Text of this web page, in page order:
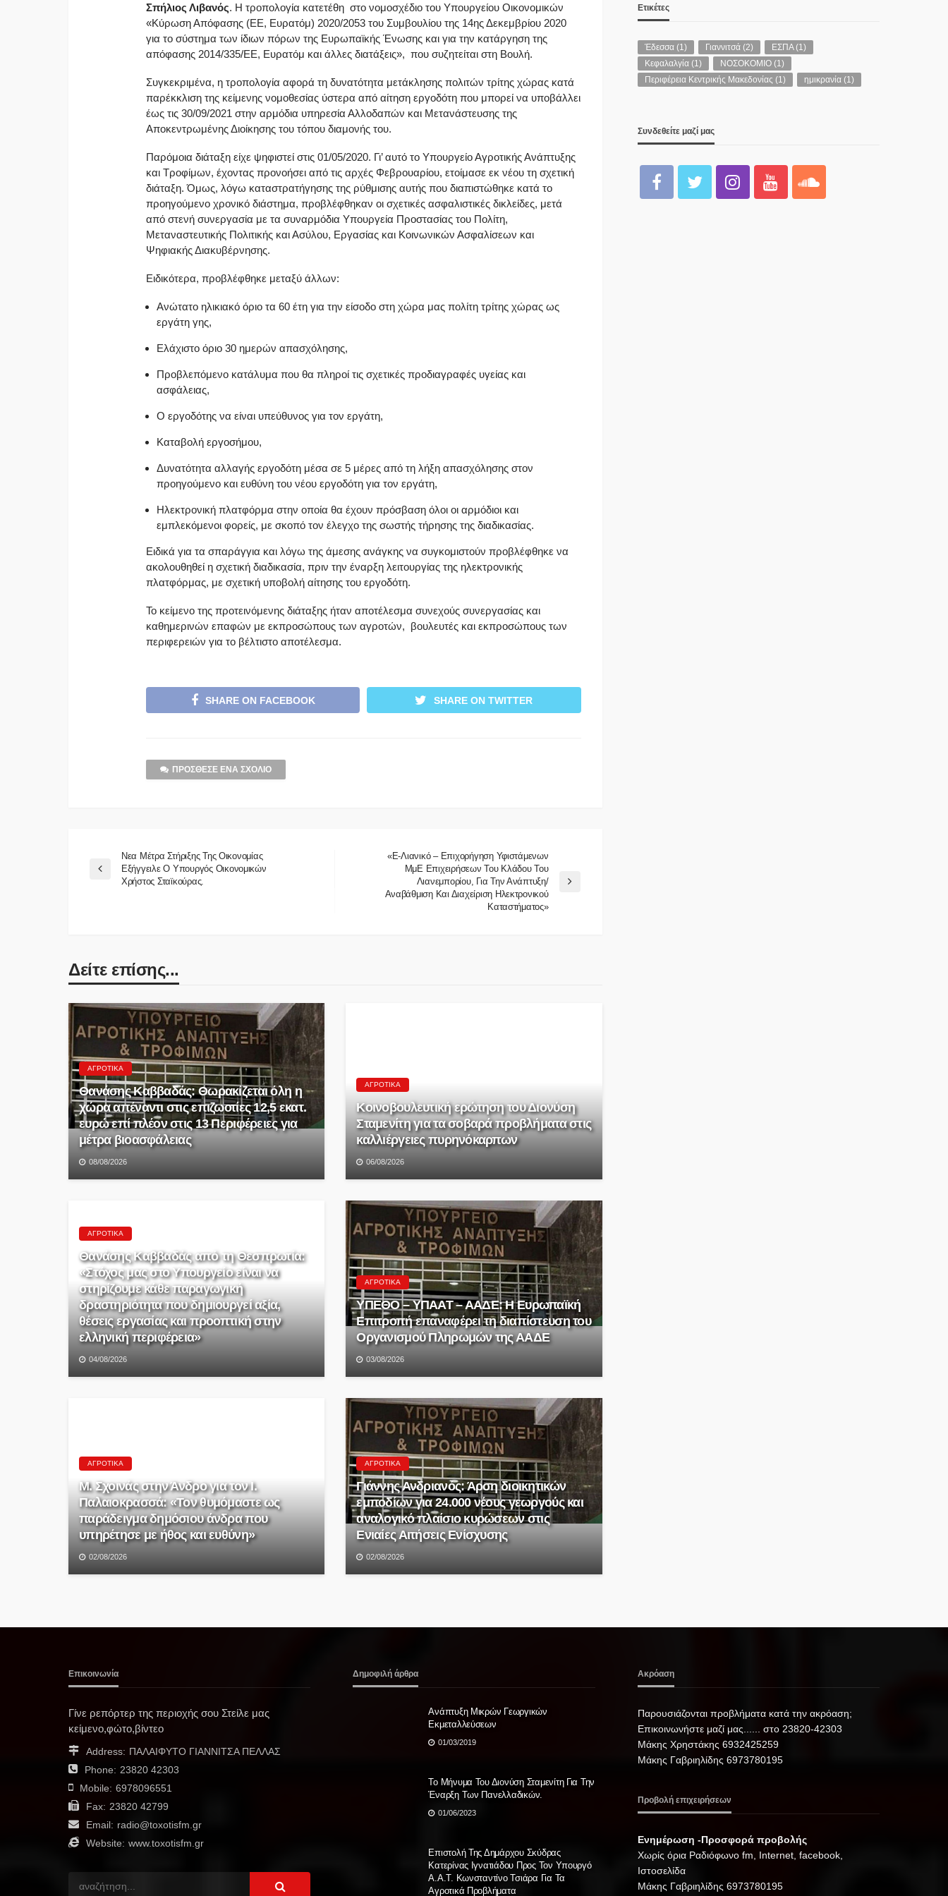
Σπήλιος Λιβανός. Η τροπολογία κατετέθη στο νομοσχέδιο του Υπουργείου Οικονομικών
«Κύρωση Απόφασης (ΕΕ, Ευρατόμ) 2020/2053 του Συμβουλίου της 14ης Δεκεμβρίου 2020
για το σύστημα των ίδιων πόρων της Ευρωπαϊκής Ένωσης και για την κατάργηση της
απόφασης 2014/335/ΕΕ, Ευρατόμ και άλλες διατάξεις», που συζητείται στη Βουλή.
Συγκεκριμένα, η τροπολογία αφορά τη δυνατότητα μετάκλησης πολιτών τρίτης χώρας κατά
παρέκκλιση της κείμενης νομοθεσίας ύστερα από αίτηση εργοδότη που μπορεί να υποβάλλει
έως τις 30/09/2021 στην αρμόδια υπηρεσία Αλλοδαπών και Μετανάστευσης της
Αποκεντρωμένης Διοίκησης του τόπου διαμονής του.
Παρόμοια διάταξη είχε ψηφιστεί στις 01/05/2020. Γι’ αυτό το Υπουργείο Αγροτικής Ανάπτυξης
και Τροφίμων, έχοντας προνοήσει από τις αρχές Φεβρουαρίου, ετοίμασε εκ νέου τη σχετική
διάταξη. Όμως, λόγω καταστρατήγησης της ρύθμισης αυτής που διαπιστώθηκε κατά το
προηγούμενο χρονικό διάστημα, προβλέφθηκαν οι σχετικές ασφαλιστικές δικλείδες, μετά
από στενή συνεργασία με τα συναρμόδια Υπουργεία Προστασίας του Πολίτη,
Μεταναστευτικής Πολιτικής και Ασύλου, Εργασίας και Κοινωνικών Ασφαλίσεων και
Ψηφιακής Διακυβέρνησης.
Ειδικότερα, προβλέφθηκε μεταξύ άλλων:
Ανώτατο ηλικιακό όριο τα 60 έτη για την είσοδο στη χώρα μας πολίτη τρίτης χώρας ως
εργάτη γης,
Ελάχιστο όριο 30 ημερών απασχόλησης,
Προβλεπόμενο κατάλυμα που θα πληροί τις σχετικές προδιαγραφές υγείας και
ασφάλειας,
Ο εργοδότης να είναι υπεύθυνος για τον εργάτη,
Καταβολή εργοσήμου,
Δυνατότητα αλλαγής εργοδότη μέσα σε 5 μέρες από τη λήξη απασχόλησης στον
προηγούμενο και ευθύνη του νέου εργοδότη για τον εργάτη,
Ηλεκτρονική πλατφόρμα στην οποία θα έχουν πρόσβαση όλοι οι αρμόδιοι και
εμπλεκόμενοι φορείς, με σκοπό τον έλεγχο της σωστής τήρησης της διαδικασίας.
Ειδικά για τα σπαράγγια και λόγω της άμεσης ανάγκης να συγκομιστούν προβλέφθηκε να
ακολουθηθεί η σχετική διαδικασία, πριν την έναρξη λειτουργίας της ηλεκτρονικής
πλατφόρμας, με σχετική υποβολή αίτησης του εργοδότη.
Το κείμενο της προτεινόμενης διάταξης ήταν αποτέλεσμα συνεχούς συνεργασίας και
καθημερινών επαφών με εκπροσώπους των αγροτών, βουλευτές και εκπροσώπους των
περιφερειών για το βέλτιστο αποτέλεσμα.
SHARE ON FACEBOOK SHARE ON TWITTER
ΠΡΌΣΘΕΣΕ ΈΝΑ ΣΧΌΛΙΟ
Νεα Μέτρα Στήριξης Της Οικονομίας
Εξήγγειλε Ο Υπουργός Οικονομικών
Χρήστος Σταϊκούρας.
«E-Λιανικό – Επιχορήγηση Υφιστάμενων
ΜμΕ Επιχειρήσεων Του Κλάδου Του
Λιανεμπορίου, Για Την Ανάπτυξη/
Αναβάθμιση Και Διαχείριση Ηλεκτρονικού
Καταστήματος»
Δείτε επίσης...
ΑΓΡΟΤΙΚΆ
Θανάσης Καββαδάς: Θωρακίζεται όλη η
χώρα απέναντι στις επιζωοτίες 12,5 εκατ.
ευρώ επί πλέον στις 13 Περιφέρειες για
μέτρα βιοασφάλειας
08/08/2026
ΑΓΡΟΤΙΚΆ
Κοινοβουλευτική ερώτηση του Διονύση
Σταμενίτη για τα σοβαρά προβλήματα στις
καλλιέργειες πυρηνόκαρπων
06/08/2026
ΑΓΡΟΤΙΚΆ
Θανάσης Καββαδάς από τη Θεσπρωτία:
«Στόχος μας στο Υπουργείο είναι να
στηρίζουμε κάθε παραγωγική
δραστηριότητα που δημιουργεί αξία,
θέσεις εργασίας και προοπτική στην
ελληνική περιφέρεια»
04/08/2026
ΑΓΡΟΤΙΚΆ
ΥΠΕΘΟ – ΥΠΑΑΤ – ΑΑΔΕ: H Ευρωπαϊκή
Επιτροπή επαναφέρει τη διαπίστευση του
Οργανισμού Πληρωμών της ΑΑΔΕ
03/08/2026
ΑΓΡΟΤΙΚΆ
Μ. Σχοινάς στην Άνδρο για τον Ι.
Παλαιοκρασσά: «Τον θυμόμαστε ως
παράδειγμα δημόσιου άνδρα που
υπηρέτησε με ήθος και ευθύνη»
02/08/2026
ΑΓΡΟΤΙΚΆ
Γιάννης Ανδριανός: Άρση διοικητικών
εμποδίων για 24.000 νέους γεωργούς και
αναλογικό πλαίσιο κυρώσεων στις
Ενιαίες Αιτήσεις Ενίσχυσης
02/08/2026
Ετικέτες
Έδεσσα(1) Γιαννιτσά(2) ΕΣΠΑ(1)
Κεφαλαλγία(1) ΝΟΣΟΚΟΜΙΟ(1)
Περιφέρεια Κεντρικής Μακεδονίας (1) ημικρανία(1)
Συνδεθείτε μαζί μας
Επικοινωνία
Γίνε ρεπόρτερ της περιοχής σου Στείλε μας
κείμενο,φώτο,βίντεο
Address: ΠΑΛΑΙΦΥΤΟ ΓΙΑΝΝΙΤΣΑ ΠΕΛΛΑΣ
Phone: 23820 42303
Mobile: 6978096551
Fax: 23820 42799
Email: radio@toxotisfm.gr
Website: www.toxotisfm.gr
Δημοφιλή άρθρα
Ανάπτυξη Μικρών Γεωργικών
Εκμεταλλεύσεων
01/03/2019
Το Μήνυμα Του Διονύση Σταμενίτη Για Την
Έναρξη Των Πανελλαδικών.
01/06/2023
Επιστολή Της Δημάρχου Σκύδρας
Κατερίνας Ιγνατιάδου Προς Τον Υπουργό
Α.Α.Τ. Κωνσταντίνο Τσιάρα Για Τα
Αγροτικά Προβλήματα
Ακρόαση
Παρουσιάζονται προβλήματα κατά την ακρόαση;
Επικοινωνήστε μαζί μας...... στο 23820-42303
Μάκης Χρηστάκης 6932425259
Μάκης Γαβριηλίδης 6973780195
Προβολή επιχειρήσεων
Ενημέρωση -Προσφορά προβολής
Xωρίς όρια Ραδιόφωνο fm, Internet, facebook,
Ιστοσελίδα
Μάκης Γαβριηλίδης 6973780195